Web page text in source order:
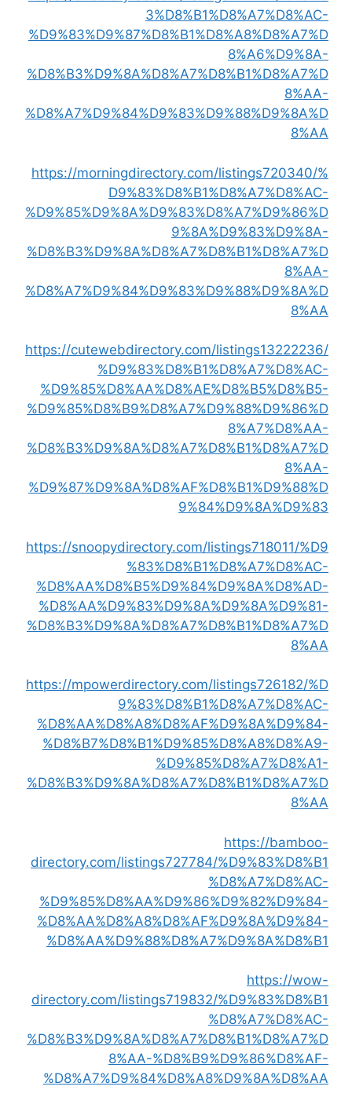
3%D8%B1%D8%A7%D8%AC-
%D9%83%D9%87%D8%B1%D8%A8%D8%A7%D
8%A6%D9%8A-
%D8%B3%D9%8A%D8%A7%D8%B1%D8%A7%D
8%AA-
%D8%A7%D9%84%D9%83%D9%88%D9%8A%D
8%AA
https://morningdirectory.com/listings720340/%
D9%83%D8%B1%D8%A7%D8%AC-
%D9%85%D9%8A%D9%83%D8%A7%D9%86%D
9%8A%D9%83%D9%8A-
%D8%B3%D9%8A%D8%A7%D8%B1%D8%A7%D
8%AA-
%D8%A7%D9%84%D9%83%D9%88%D9%8A%D
8%AA
https://cutewebdirectory.com/listings13222236/
%D9%83%D8%B1%D8%A7%D8%AC-
%D9%85%D8%AA%D8%AE%D8%B5%D8%B5-
%D9%85%D8%B9%D8%A7%D9%88%D9%86%D
8%A7%D8%AA-
%D8%B3%D9%8A%D8%A7%D8%B1%D8%A7%D
8%AA-
%D9%87%D9%8A%D8%AF%D8%B1%D9%88%D
9%84%D9%8A%D9%83
https://snoopydirectory.com/listings718011/%D9
%83%D8%B1%D8%A7%D8%AC-
%D8%AA%D8%B5%D9%84%D9%8A%D8%AD-
%D8%AA%D9%83%D9%8A%D9%8A%D9%81-
%D8%B3%D9%8A%D8%A7%D8%B1%D8%A7%D
8%AA
https://mpowerdirectory.com/listings726182/%D
9%83%D8%B1%D8%A7%D8%AC-
%D8%AA%D8%A8%D8%AF%D9%8A%D9%84-
%D8%B7%D8%B1%D9%85%D8%A8%D8%A9-
%D9%85%D8%A7%D8%A1-
%D8%B3%D9%8A%D8%A7%D8%B1%D8%A7%D
8%AA
https://bamboo-
directory.com/listings727784/%D9%83%D8%B1
%D8%A7%D8%AC-
%D9%85%D8%AA%D9%86%D9%82%D9%84-
%D8%AA%D8%A8%D8%AF%D9%8A%D9%84-
%D8%AA%D9%88%D8%A7%D9%8A%D8%B1
https://wow-
directory.com/listings719832/%D9%83%D8%B1
%D8%A7%D8%AC-
%D8%B3%D9%8A%D8%A7%D8%B1%D8%A7%D
8%AA-%D8%B9%D9%86%D8%AF-
%D8%A7%D9%84%D8%A8%D9%8A%D8%AA